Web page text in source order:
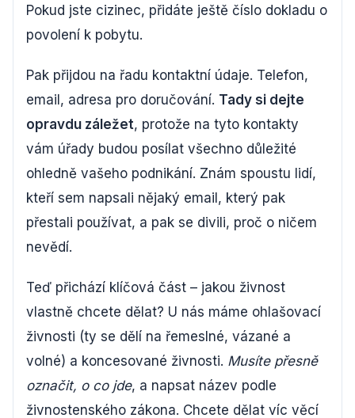
Pokud jste cizinec, přidáte ještě číslo dokladu o
povolení k pobytu.
Pak přijdou na řadu kontaktní údaje. Telefon,
email, adresa pro doručování. Tady si dejte
opravdu záležet, protože na tyto kontakty
vám úřady budou posílat všechno důležité
ohledně vašeho podnikání. Znám spoustu lidí,
kteří sem napsali nějaký email, který pak
přestali používat, a pak se divili, proč o ničem
nevědí.
Teď přichází klíčová část – jakou živnost
vlastně chcete dělat? U nás máme ohlašovací
živnosti (ty se dělí na řemeslné, vázané a
volné) a koncesované živnosti. Musíte přesně
označit, o co jde, a napsat název podle
živnostenského zákona. Chcete dělat víc věcí